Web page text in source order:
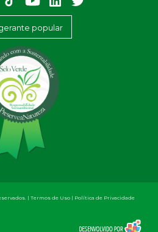
popular
| Termos de Uso | Política de Privacidade